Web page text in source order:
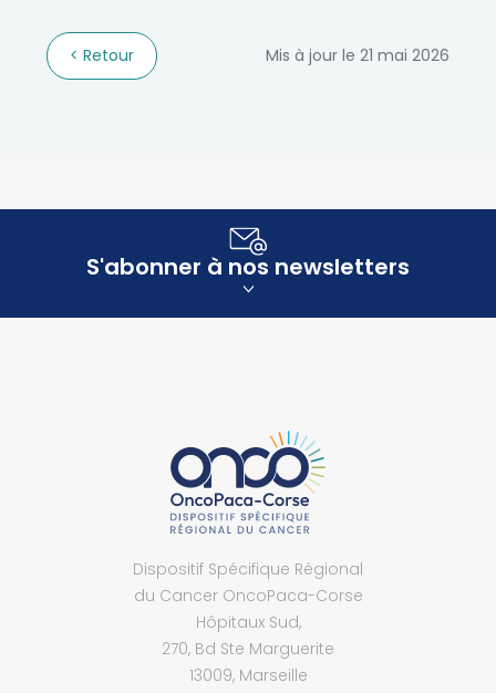
Retour Mis à jour le 21 mai 2026
S'abonner à nos newsletters
Dispositif Spécifique Régional
du Cancer OncoPaca-Corse
Hôpitaux Sud,
270, Bd Ste Marguerite
13009, Marseille